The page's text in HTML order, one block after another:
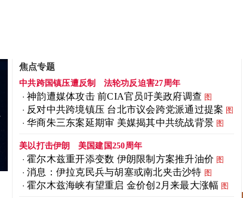
焦点专题
中共跨国镇压遭反制 法轮功反迫害27周年
神韵遭媒体攻击 前CIA官员吁美政府调查 图
反对中共跨境镇压 台北市议会跨党派通过提案 图
华商朱三东案延期审 美媒揭其中共统战背景 图
美以打击伊朗 美国建国250周年
霍尔木兹重开添变数 伊朗限制方案推升油价 图
消息：伊拉克民兵与胡塞或南北夹击沙特 图
霍尔木兹海峡有望重启 金价创2月来最大涨幅 图